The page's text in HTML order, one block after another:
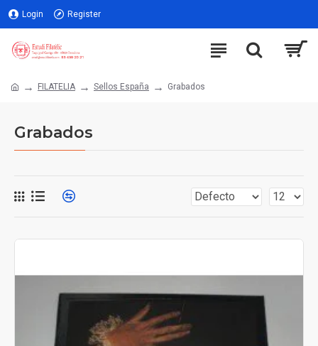
Login Register
FILATELIA Sellos España Grabados
Grabados